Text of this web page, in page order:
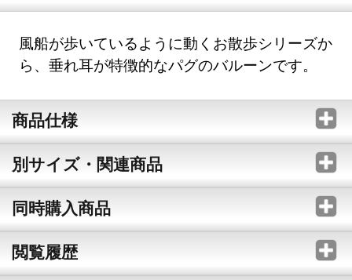
風船が歩いているように動くお散歩シリーズか
ら、垂れ耳が特徴的なパグのバルーンです。
商品仕様
別サイズ・関連商品
同時購入商品
閲覧履歴